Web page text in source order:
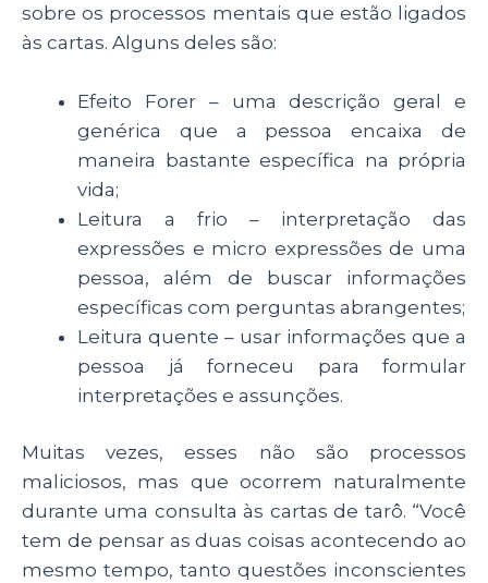
sobre os processos mentais que estão ligados
às cartas. Alguns deles são:
Efeito Forer – uma descrição geral e
genérica que a pessoa encaixa de
maneira bastante específica na própria
vida;
Leitura a frio – interpretação das
expressões e micro expressões de uma
pessoa, além de buscar informações
específicas com perguntas abrangentes;
Leitura quente – usar informações que a
pessoa já forneceu para formular
interpretações e assunções.
Muitas vezes, esses não são processos
maliciosos, mas que ocorrem naturalmente
durante uma consulta às cartas de tarô. “Você
tem de pensar as duas coisas acontecendo ao
mesmo tempo, tanto questões inconscientes